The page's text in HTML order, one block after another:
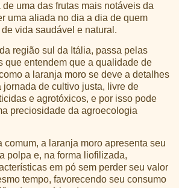
uma das frutas mais notáveis da
uma aliada no dia a dia de quem
vida saudável e natural.
região sul da Itália, passa pelas
que entendem que a qualidade de
a laranja moro se deve a detalhes
jornada de cultivo justa, livre de
e agrotóxicos, e por isso pode
preciosidade da agroecologia
comum, a laranja moro apresenta seu
polpa e, na forma liofilizada,
em pó sem perder seu valor
tempo, favorecendo seu consumo